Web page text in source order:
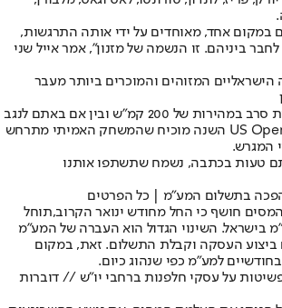
במקום אחד, מאוחדים על ידי אותה התרגשות,
ביניהם. זו הנשמה של מזנון", אמר אייל שני
הישראליים המזוהים והמוכרים ביותר מעבר
אז בין אם הגעתם לראות סרב במהירות של 200 קמ"ש ובין אם באתם לנגב
טחינה מהסנטר – ה-US Open השנה מוכיח שהמשחק האמיתי מתרחש
המגרש.
טעות בכתבה, נשמח שתשתפו אותנו
בתשלום המע"מ | כל הפרטים
חושף כי החל מחודש ינואר הקרוב,תוחל
בישראל. השינוי הגדול הוא העברה של המע"מ
ביצוע העסקה וקבלת התשלום. זאת, במקום
למע"מ כפי שנהוג כיום.
על עסקי חלפנות ברחבי יו"ש // דוברות